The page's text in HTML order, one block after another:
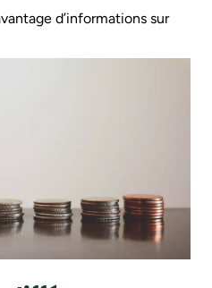
d’informations sur